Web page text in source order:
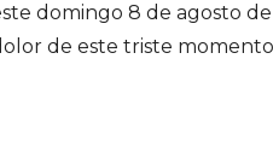
domingo 8 de agosto de
de este triste